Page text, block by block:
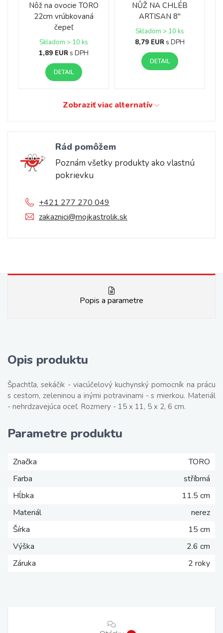
Nôž na ovocie TORO
22cm vrúbkovaná
čepeľ
Skladom > 10 ks
1,89 EUR s DPH
DETAIL
NŮŽ NA CHLÉB
ARTISAN 8"
Skladom > 10 ks
8,79 EUR s DPH
DETAIL
Zobraziť viac alternatív
Rád pomôžem
Poznám všetky produkty ako vlastnú
pokrievku
+421 277 270 049
zakaznici@mojkastrolik.sk
Popis a parametre
Opis produktu
Špachtľa, sekáčik - viacúčelový kuchynský pomocník na prácu
s cestom, zeleninou a inými potravinami - s mierkou. Materiál
- nehrdzavejúca oceľ. Rozmery - 15 x 11, 5 x 2, 6 cm.
Parametre produktu
Značka
TORO
Farba
stříbrná
Hĺbka
11.5 cm
Materiál
nerez
Šírka
15 cm
Výška
2.6 cm
Záruka
2 roky